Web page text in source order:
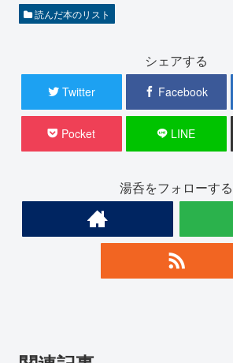
読んだ本のリスト
シェアする
Twitter Facebook
Pocket LINE
湯呑をフォローする